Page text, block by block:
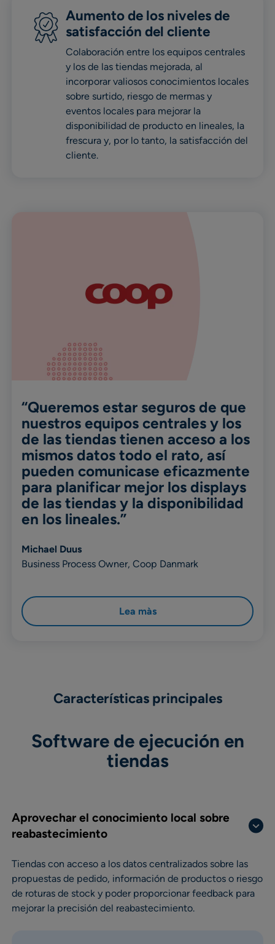
Aumento de los niveles de
satisfacción del cliente
Colaboración entre los equipos centrales
y los de las tiendas mejorada, al
incorporar valiosos conocimientos locales
sobre surtido, riesgo de mermas y
eventos locales para mejorar la
disponibilidad de producto en lineales, la
frescura y, por lo tanto, la satisfacción del
cliente.
“Queremos estar seguros de que
nuestros equipos centrales y los
de las tiendas tienen acceso a los
mismos datos todo el rato, así
pueden comunicase eficazmente
para planificar mejor los displays
de las tiendas y la disponibilidad
en los lineales.”
Michael Duus
Business Process Owner, Coop Danmark
Lea màs
Características principales
Software de ejecución en
tiendas
Aprovechar el conocimiento local sobre
reabastecimiento
Tiendas con acceso a los datos centralizados sobre las
propuestas de pedido, información de productos o riesgo
de roturas de stock y poder proporcionar feedback para
mejorar la precisión del reabastecimiento.